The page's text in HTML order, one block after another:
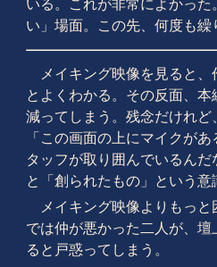
いる。これが非常によかっ
い」場面。この先、何度も繰
メイキング映像を見ると、
とよくわかる。その反面、
減ってしまう。残念だけれど
「この画面の上にマイクが
タッフが取り囲んでいるんだ
と「創られたもの」という意
メイキング映像よりもっ
では仲が悪かった二人が、
ると戸惑ってしまう。